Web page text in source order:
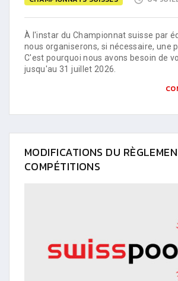
À l'instar du Championnat suisse par
nous organiserons, si nécessaire, une
C'est pourquoi nous avons besoin de
jusqu'au 31 juillet 2026.
MODIFICATIONS DU
COMPÉTITIONS